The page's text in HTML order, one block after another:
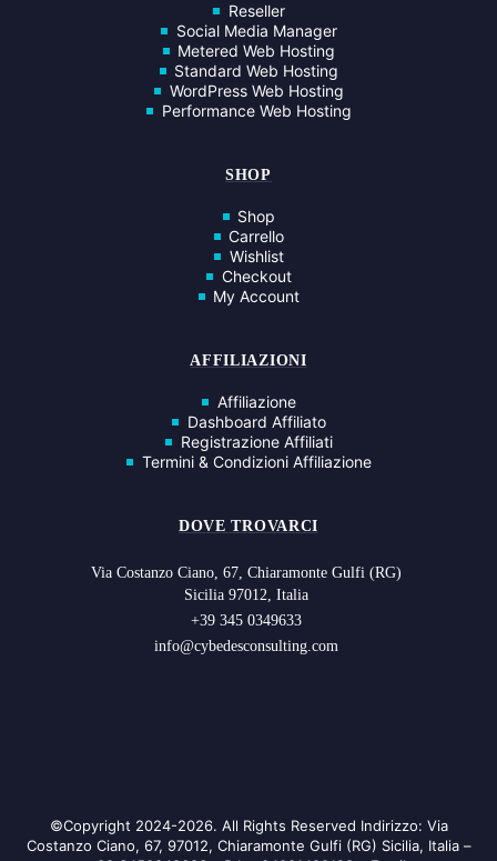
Reseller
Social Media Manager
Metered Web Hosting
Standard Web Hosting
WordPress Web Hosting
Performance Web Hosting
SHOP
Shop
Carrello
Wishlist
Checkout
My Account
AFFILIAZIONI
Affiliazione
Dashboard Affiliato
Registrazione Affiliati
Termini & Condizioni Affiliazione
DOVE TROVARCI
Via Costanzo Ciano, 67, Chiaramonte Gulfi (RG)
Sicilia 97012, Italia
+39 345 0349633
info@cybedesconsulting.com
©Copyright 2024-2026. All Rights Reserved Indirizzo: Via
Costanzo Ciano, 67, 97012, Chiaramonte Gulfi (RG) Sicilia, Italia –